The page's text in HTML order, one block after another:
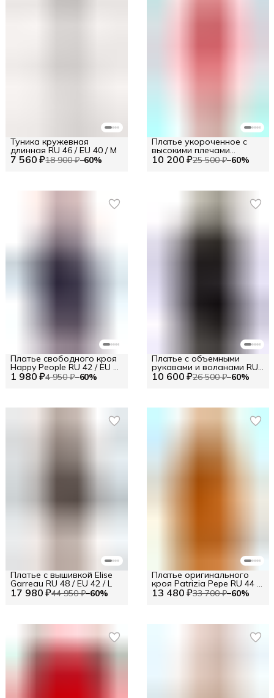
7 560 ₽18 900 ₽−60%
Туника кружевная
длинная RU 46 / EU 40 / M
10 200 ₽25 500 ₽−60%
Платье укороченное с
высокими плечами
TWINSET RU 50 / EU 44 /
1 980 ₽4 950 ₽−60%
Платье свободного кроя
Happy People RU 42 / EU 36
/ XS 10 600 ₽26 500 ₽−60%
Платье с объемными
рукавами и воланами RU
44 / EU 38 / S
17 980 ₽44 950 ₽−60%
Платье с вышивкой Elise
Garreau RU 48 / EU 42 / L
13 480 ₽33 700 ₽−60%
Платье оригинального
кроя Patrizia Pepe RU 44 /
EU 38 / S